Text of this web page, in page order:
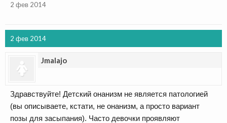
2 фев 2014
2 фев 2014
Jmalajo
Здравствуйте! Детский онанизм не является патологией
(вы описываете, кстати, не онанизм, а просто вариант
позы для засыпания). Часто девочки проявляют